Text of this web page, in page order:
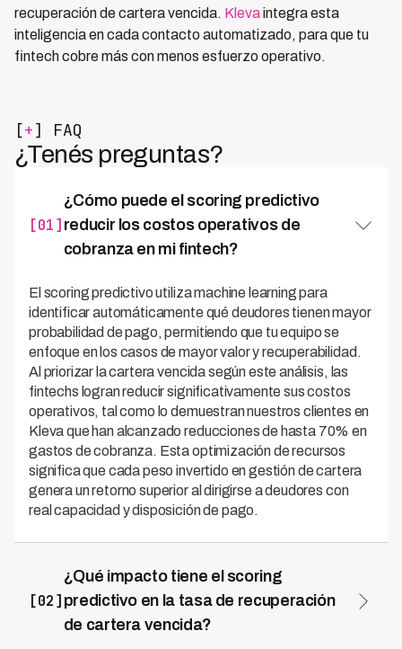
recuperación de cartera vencida. Klevaintegra esta
inteligencia en cada contacto automatizado, para que tu
fintech cobre más con menos esfuerzo operativo.
[+] FAQ
¿Tenés preguntas?
[01]
¿Cómo puede el scoring predictivo
reducir los costos operativos de
cobranza en mi fintech?
El scoring predictivo utiliza machine learning para
identificar automáticamente qué deudores tienen mayor
probabilidad de pago, permitiendo que tu equipo se
enfoque en los casos de mayor valor y recuperabilidad.
Al priorizar la cartera vencida según este análisis, las
fintechs logran reducir significativamente sus costos
operativos, tal como lo demuestran nuestros clientes en
Kleva que han alcanzado reducciones de hasta 70% en
gastos de cobranza. Esta optimización de recursos
significa que cada peso invertido en gestión de cartera
genera un retorno superior al dirigirse a deudores con
real capacidad y disposición de pago.
[02]
¿Qué impacto tiene el scoring
predictivo en la tasa de recuperación
de cartera vencida?